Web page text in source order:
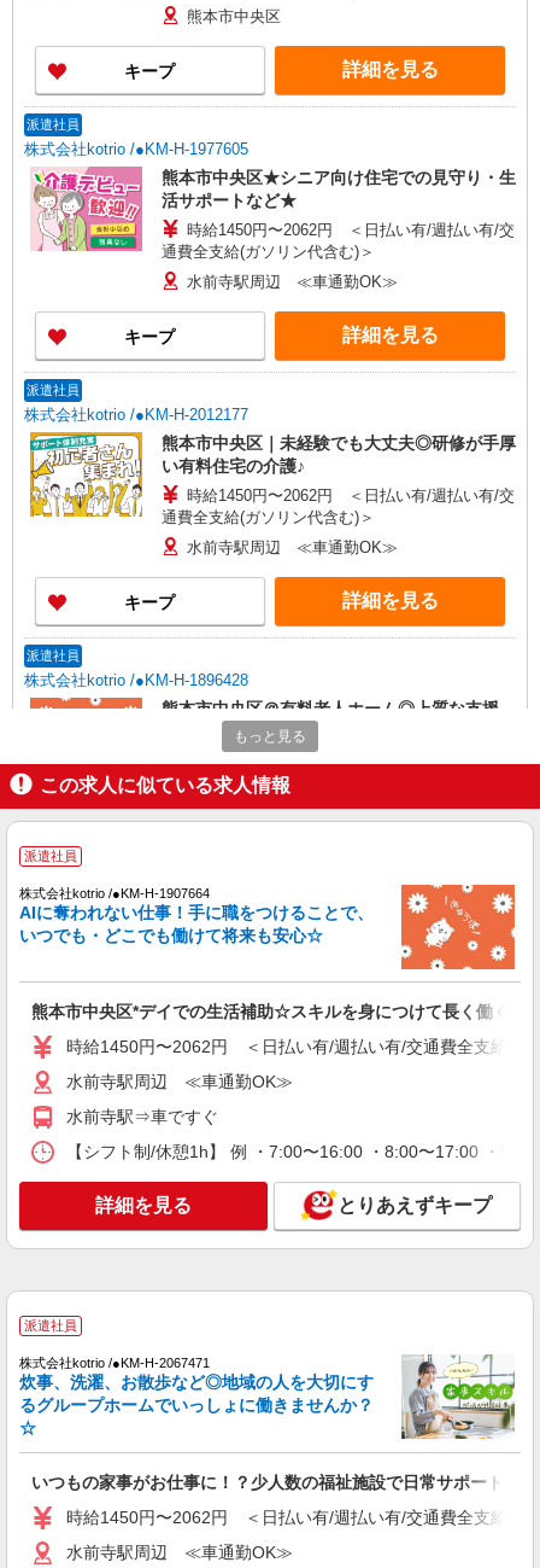
熊本市中央区
キープ 詳細を見る
派遣社員
株式会社kotrio /●KM-H-1977605
熊本市中央区★シニア向け住宅での見守り・生
活サポートなど★
時給1450円〜2062円 ＜日払い有/週払い有/交
通費全支給(ガソリン代含む)＞
水前寺駅周辺 ≪車通勤OK≫
キープ 詳細を見る
派遣社員
株式会社kotrio /●KM-H-2012177
熊本市中央区｜未経験でも大丈夫◎研修が手厚
い有料住宅の介護♪
時給1450円〜2062円 ＜日払い有/週払い有/交
通費全支給(ガソリン代含む)＞
水前寺駅周辺 ≪車通勤OK≫
キープ 詳細を見る
派遣社員
株式会社kotrio /●KM-H-1896428
熊本市中央区＠有料老人ホーム◎上質な支援、
納得の報酬、充実研修♪
時給1450円〜2062円 ＜日払い有/週払い有/交
通費全支給(ガソリン代含む)＞
水前寺駅周辺 ≪車通勤OK≫
派遣社員
株式会社kotrio /●KM-H-1959401
熊本市中央区｜リハビリ補助などのデイサービ
時給1450円〜2062円 ＜日払い有/週払い有/交
通費全支給(ガソリン代含む)＞
水前寺駅周辺 ≪車通勤OK≫
派遣社員
株式会社kotrio /●KM-H-2011907
時給1450円〜2062円 ＜日払い有/週払い有/交
キープ 詳細を見る
派遣社員
株式会社kotrio /●KM-H-2068629
熊本市中央区のデイサービス♪日勤のみ！残業
ゼロで趣味も満喫
時給1450円〜2062円 ＜日払い有/週払い有/交
もっと見る
この求人に似ている求人情報
派遣社員
株式会社kotrio /●KM-H-1907664
AIに奪われない仕事！手に職をつけることで、
いつでも・どこでも働けて将来も安心☆
熊本市中央区*デイでの生活補助☆スキルを身につけて長く働く♪
時給1450円〜2062円 ＜日払い有/週払い有/交通費全支給(ガ
水前寺駅周辺 ≪車通勤OK≫
水前寺駅⇒車ですぐ
【シフト制/休憩1h】 例 ・7:00〜16:00 ・8:00〜17:00 ・
詳細を見る とりあえずキープ
派遣社員
株式会社kotrio /●KM-H-2067471
炊事、洗濯、お散歩など◎地域の人を大切にす
るグループホームでいっしょに働きませんか？
☆
いつもの家事がお仕事に！？少人数の福祉施設で日常サポート！
時給1450円〜2062円 ＜日払い有/週払い有/交通費全支給(ガ
水前寺駅周辺 ≪車通勤OK≫